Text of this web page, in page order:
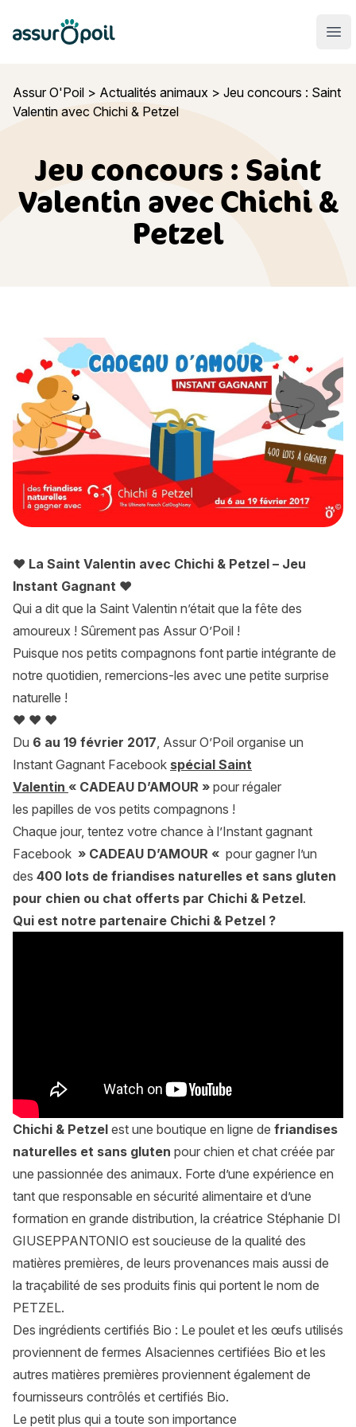
Assur O'Poil
Assur O'Poil > Actualités animaux > Jeu concours : Saint
Valentin avec Chichi & Petzel
Jeu concours : Saint
Valentin avec Chichi &
Petzel
Jeu concours : Saint Valentin avec Chichi & Petzel
♥ La Saint Valentin avec Chichi & Petzel – Jeu
Instant Gagnant ♥
Qui a dit que la Saint Valentin n’était que la fête des
amoureux ! Sûrement pas Assur O’Poil !
Puisque nos petits compagnons font partie intégrante de
notre quotidien, remercions-les avec une petite surprise
naturelle !
♥ ♥ ♥
Du 6 au 19 février 2017 , Assur O’Poil organise un
Instant Gagnant Facebook spécial Saint
Valentin « CADEAU D’AMOUR » pour régaler
les papilles de vos petits compagnons !
Chaque jour, tentez votre chance à l’Instant gagnant
Facebook » CADEAU D’AMOUR « pour gagner l’un
des 400 lots de friandises naturelles et sans gluten
pour chien ou chat offerts par Chichi & Petzel.
Qui est notre partenaire Chichi & Petzel ?
Chichi & Petzel est une boutique en ligne de friandises
naturelles et sans gluten pour chien et chat créée par
une passionnée des animaux. Forte d’une expérience en
tant que responsable en sécurité alimentaire et d’une
formation en grande distribution, la créatrice Stéphanie DI
GIUSEPPANTONIO est soucieuse de la qualité des
matières premières, de leurs provenances mais aussi de
la traçabilité de ses produits finis qui portent le nom de
PETZEL.
Des ingrédients certifiés Bio : Le poulet et les œufs utilisés
proviennent de fermes Alsaciennes certifiées Bio et les
autres matières premières proviennent également de
fournisseurs contrôlés et certifiés Bio.
Le petit plus qui a toute son importance